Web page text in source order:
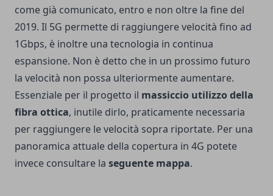
come già comunicato, entro e non oltre la fine del
2019. Il 5G permette di raggiungere velocità fino ad
1Gbps, è inoltre una tecnologia in continua
espansione. Non è detto che in un prossimo futuro
la velocità non possa ulteriormente aumentare.
Essenziale per il progetto il massiccio utilizzo della
fibra ottica, inutile dirlo, praticamente necessaria
per raggiungere le velocità sopra riportate. Per una
panoramica attuale della copertura in 4G potete
invece consultare la seguente mappa.